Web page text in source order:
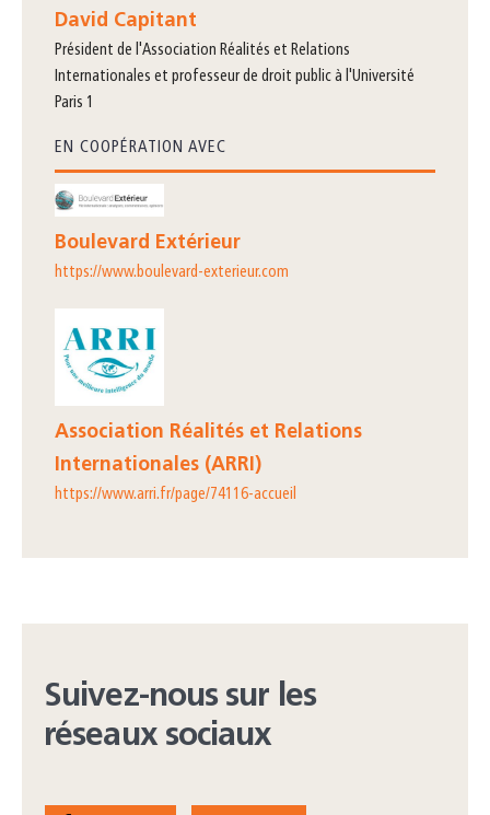
David Capitant
président de l'Association Réalités et Relations
Internationales et professeur de droit public à l'Université
Paris 1
EN COOPÉRATION AVEC
Boulevard Extérieur
https://www.boulevard-exterieur.com
Association Réalités et Relations
Internationales (ARRI)
https://www.arri.fr/page/74116-accueil
Suivez-nous sur les
réseaux sociaux